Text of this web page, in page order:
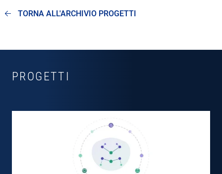
TORNA ALL'ARCHIVIO PROGETTI
PROGETTI